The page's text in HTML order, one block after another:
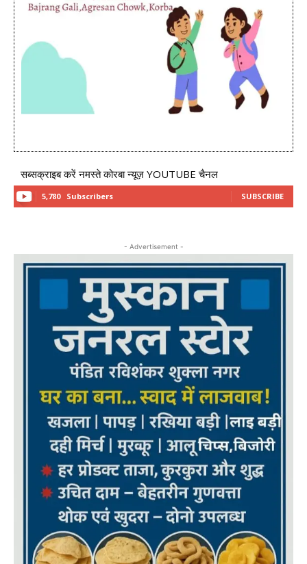
सब्सक्राइब करें नमस्ते कोरबा न्यूज़ YOUTUBE चैनल
5,780 Subscribers SUBSCRIBE
- Advertisement -